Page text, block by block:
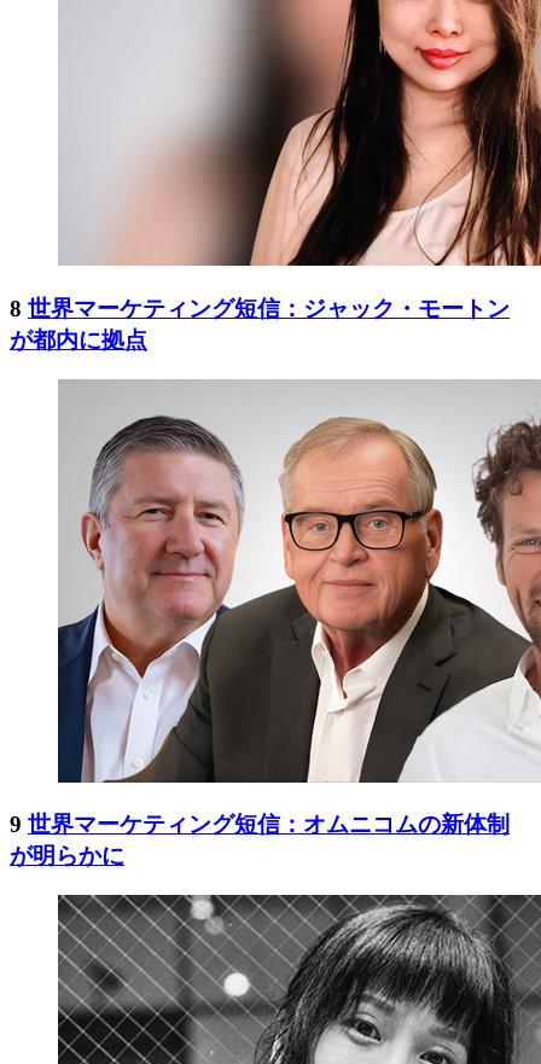
8 世界マーケティング短信：ジャック・モートン
が都内に拠点
9 世界マーケティング短信：オムニコムの新体制
が明らかに